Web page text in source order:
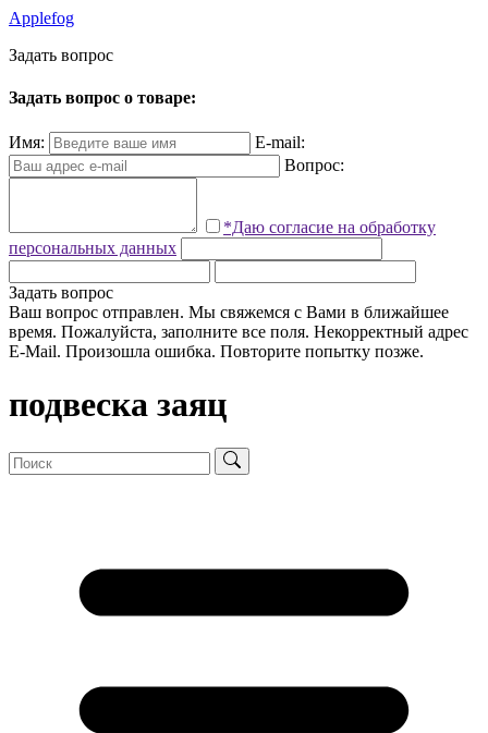
Applefog
Задать вопрос
Задать вопрос о товаре:
Имя:
E-mail:
Вопрос:
*Даю согласие на обработку
персональных данных
Задать вопрос
Ваш вопрос отправлен. Мы свяжемся с Вами в ближайшее
время. Пожалуйста, заполните все поля. Некорректный адрес
E-Mail. Произошла ошибка. Повторите попытку позже.
подвеска заяц